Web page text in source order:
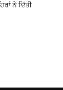
ਨੇ ਦਿੱਤੀ